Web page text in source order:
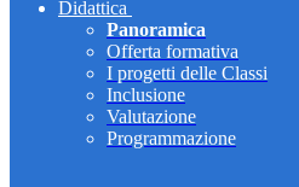
Didattica
Panoramica
Offerta formativa
I progetti delle Classi
Inclusione
Valutazione
Programmazione